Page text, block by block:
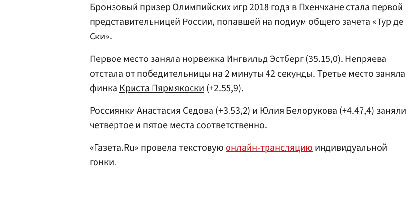
Бронзовый призер Олимпийских игр 2018 года в Пхенчхане стала первой
представительницей России, попавшей на подиум общего зачета «Тур де
Ски».
Первое место заняла норвежка Ингвильд Эстберг (35.15,0). Непряева
отстала от победительницы на 2 минуты 42 секунды. Третье место заняла
финкаКриста Пярмякоски(+2.55,9).
Россиянки Анастасия Седова (+3.53,2) и Юлия Белорукова (+4.47,4) заняли
четвертое и пятое места соответственно.
«Газета.Ru» провела текстовуюонлайн-трансляциюиндивидуальной
гонки.